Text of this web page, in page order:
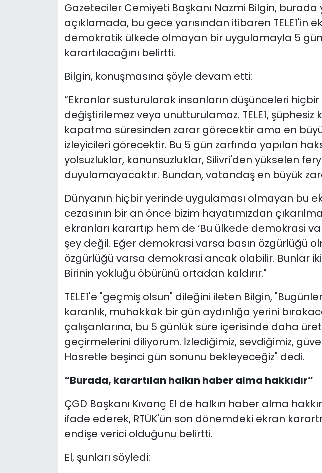
Gazeteciler Cemiyeti Başkanı Nazmi Bilgin, burada
açıklamada, bu gece yarısından itibaren TELE1'in
demokratik ülkede olmayan bir uygulamayla 5
karartılacağını belirtti.
Bilgin, konuşmasına şöyle devam etti:
“Ekranlar susturularak insanların düşünceleri
değiştirilemez veya unutturulamaz. TELE1, şüphesiz
kapatma süresinden zarar görecektir ama en
izleyicileri görecektir. Bu 5 gün zarfında yapılan
yolsuzluklar, kanunsuzluklar, Silivri'den yükselen
duyulamayacaktır. Bundan, vatandaş en büyük
Dünyanın hiçbir yerinde uygulaması olmayan bu
cezasının bir an önce bizim hayatımızdan
ekranları karartıp hem de ‘Bu ülkede demokrasi
şey değil. Eğer demokrasi varsa basın özgürlüğü
özgürlüğü varsa demokrasi ancak olabilir. Bunlar
Birinin yokluğu öbürünü ortadan kaldırır."
TELE1'e "geçmiş olsun" dileğini ileten Bilgin,
karanlık, muhakkak bir gün aydınlığa yerini
çalışanlarına, bu 5 günlük süre içerisinde daha
geçirmelerini diliyorum. İzlediğimiz, sevdiğimiz,
Hasretle beşinci gün sonunu bekleyeceğiz" dedi.
“Burada, karartılan halkın haber alma hakkıdır”
ÇGD Başkanı Kıvanç El de halkın haber alma
ifade ederek, RTÜK'ün son dönemdeki ekran
endişe verici olduğunu belirtti.
El, şunları söyledi: